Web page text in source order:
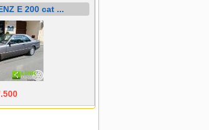
E 200 cat ...